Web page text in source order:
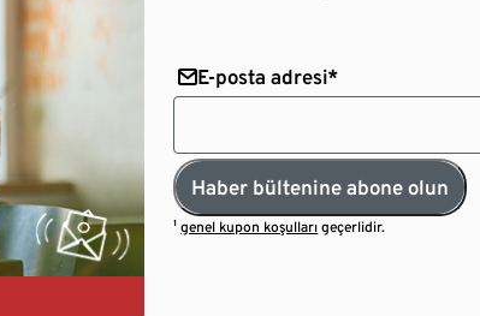
E-posta adresi*
Haber bültenine abone olun
¹genel kupon koşulları geçerlidir.